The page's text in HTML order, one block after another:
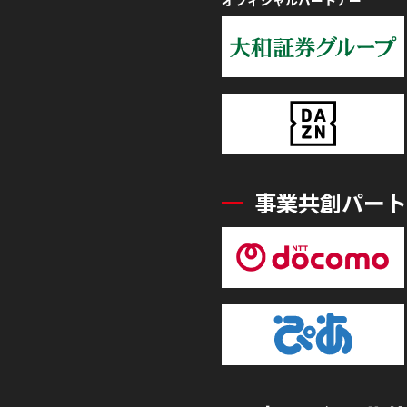
事業共創パー